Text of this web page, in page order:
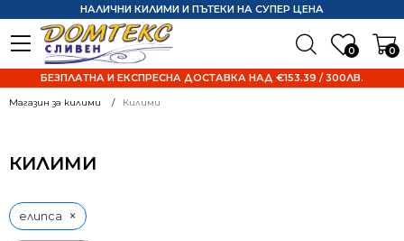
0 0
НАЛИЧНИ КИЛИМИ И ПЪТЕКИ НА СУПЕР ЦЕНА
БЕЗПЛАТНА И ЕКСПРЕСНА ДОСТАВКА НАД €153.39 / 300ЛВ.
Магазин за килими Килими
КИЛИМИ
елипса ×